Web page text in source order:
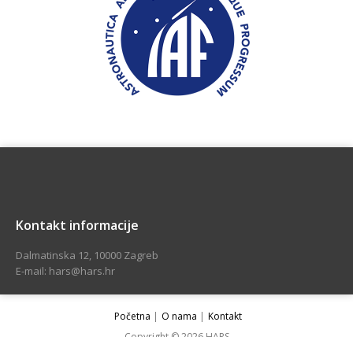
Kontakt informacije
Dalmatinska 12, 10000 Zagreb
E-mail: hars@hars.hr
Početna O nama
Kontakt